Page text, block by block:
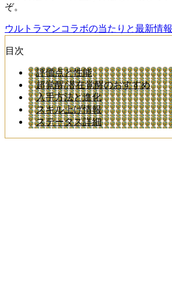
ぞ。
ウルトラマンコラボの当たりと最新情報
目次
評価点と性能
超覚醒/潜在覚醒のおすすめ
入手方法と進化
スキル上げ情報
ステータス詳細